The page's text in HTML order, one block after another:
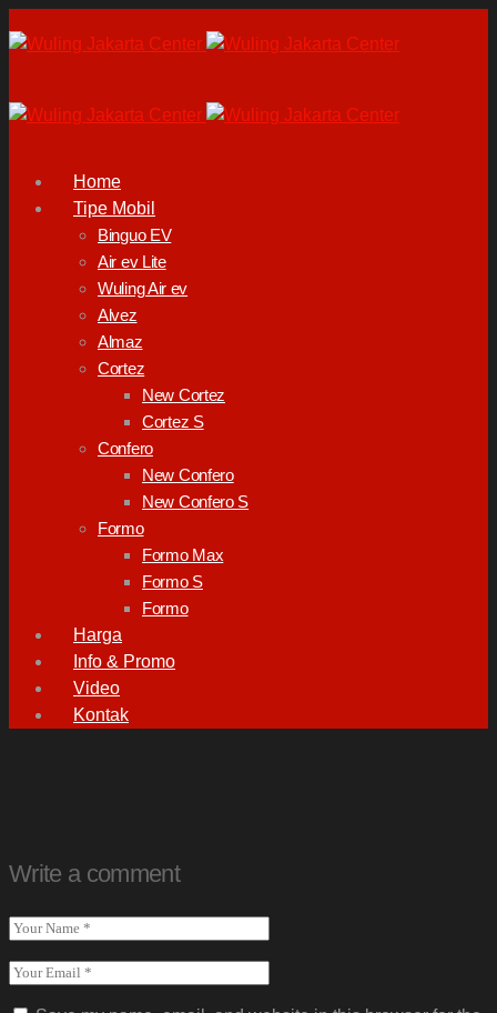
Home
Tipe Mobil
Binguo EV
Air ev Lite
Wuling Air ev
Alvez
Almaz
Cortez
New Cortez
Cortez S
Confero
New Confero
New Confero S
Formo
Formo Max
Formo S
Formo
Harga
Info & Promo
Video
Kontak
Write a comment